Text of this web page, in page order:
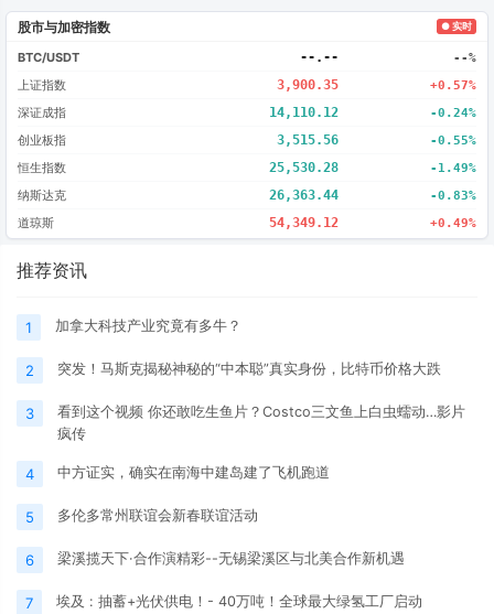
股市与加密指数 ● 实时
BTC/USDT --.-- --%
上证指数 3,900.35 +0.57%
深证成指 14,110.12 -0.24%
创业板指 3,515.56 -0.55%
恒生指数 25,530.28 -1.49%
纳斯达克 26,363.44 -0.83%
道琼斯 54,349.12 +0.49%
推荐资讯
1 加拿大科技产业究竟有多牛？
2 突发！马斯克揭秘神秘的“中本聪”真实身份，比特币价格大跌
3
看到这个视频 你还敢吃生鱼片？Costco三文鱼上白虫蠕动…影片
疯传
4 中方证实，确实在南海中建岛建了飞机跑道
5 多伦多常州联谊会新春联谊活动
6 梁溪揽天下·合作演精彩--无锡梁溪区与北美合作新机遇
7 埃及 : 抽蓄+光伏供电！- 40万吨！全球最大绿氢工厂启动